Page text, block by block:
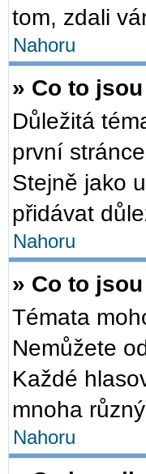
tom, zdali
Nahoru
» Co to
Důležitá
první
Stejně jako
přidávat
Nahoru
» Co to
Témata
Nemůžete
Každé
mnoha
Nahoru